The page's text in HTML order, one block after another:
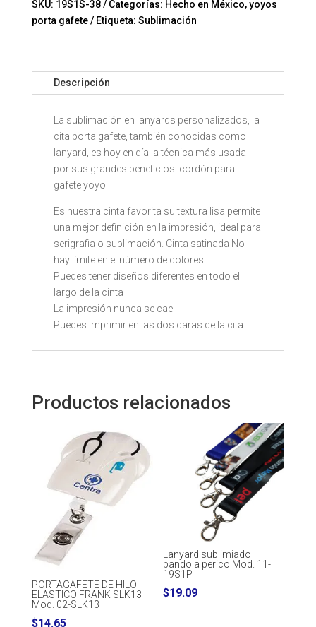
Mod.
11-
cantidad
SKU: 19S1S-38 Categorías: Hecho en México,yoyos
porta gafete
Etiqueta: Sublimación
Descripción
La sublimación en lanyards personalizados, la
cita porta gafete, también conocidas como
lanyard, es hoy en día la técnica más usada
por sus grandes beneficios: cordón para
gafete yoyo
Es nuestra cinta favorita su textura lisa permite
una mejor definición en la impresión, ideal para
serigrafia o sublimación. Cinta satinada No
hay límite en el número de colores.
Puedes tener diseños diferentes en todo el
largo de la cinta
La impresión nunca se cae
Puedes imprimir en las dos caras de la cita
Productos relacionados
PORTAGAFETE DE HILO
ELASTICO FRANK SLK13
Mod. 02-SLK13
$14.65
Lanyard sublimiado
bandola perico Mod. 11-
19S1P
$19.09